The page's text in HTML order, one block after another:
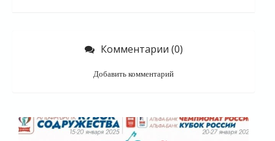
Комментарии (0)
Добавить комментарий